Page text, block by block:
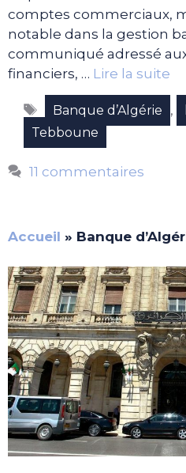
comptes commerciaux,
notable dans la gestion
communiqué adressé
financiers, … Lire la suite
Étiquettes
Banque d’Algérie ,
Tebboune
11 commentaires
Accueil » Banque